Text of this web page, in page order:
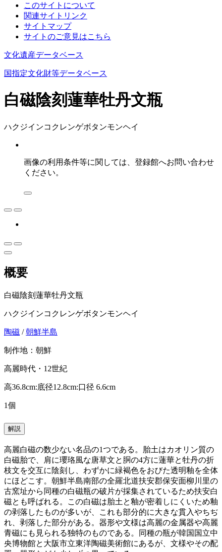
このサイトについて
関連サイトリンク
サイトマップ
サイトのご意見はこちら
文化遺産データベース
国指定文化財等データベース
白磁陰刻蓮華牡丹文瓶
ハクジインコクレンゲボタンモンヘイ
画像の利用条件等に関しては、登録館へお問い合わせ
ください。
概要
白磁陰刻蓮華牡丹文瓶
ハクジインコクレンゲボタンモンヘイ
陶磁 /朝鮮半島
制作地：朝鮮
高麗時代・12世紀
高36.8cm:底径12.8cm:口径 6.6cm
1個
解説
高麗白磁の数少ない名品の1つである。胎土はカオリン質の
白磁胎で、肩に瓔珞風な唐草文と胴の4方に蓮華と牡丹の折
枝文を交互に陰刻し、わずかに緑褐色をおびた透明釉を全体
にほどこす。朝鮮半島南部の全羅北道扶安郡保安面柳川里の
古窯址から同種の白磁瓶の破片が採集されているため扶安白
磁とも呼ばれる。この白磁は胎土と釉が密着しにくいため釉
の剥落したものが多いが、これも部分的に大きな貫入やちぢ
れ、剥落した部分がある。器形や文様は高麗の金属器や高麗
青磁にも見られる独特のものである。同種の瓶が韓国国立中
央博物館と大阪市立東洋陶磁美術館にあるが、文様やその配